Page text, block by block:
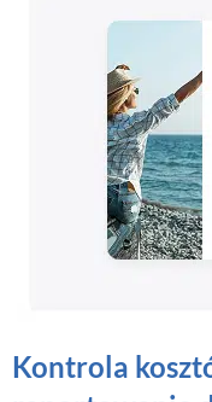
Kontrola